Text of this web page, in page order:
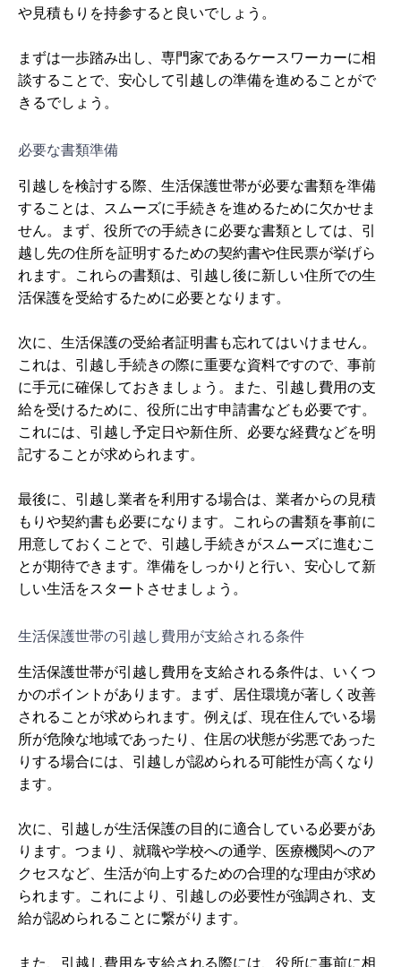
や見積もりを持参すると良いでしょう。
まずは一歩踏み出し、専門家であるケースワーカーに相
談することで、安心して引越しの準備を進めることがで
きるでしょう。
必要な書類準備
引越しを検討する際、生活保護世帯が必要な書類を準備
することは、スムーズに手続きを進めるために欠かせま
せん。まず、役所での手続きに必要な書類としては、引
越し先の住所を証明するための契約書や住民票が挙げら
れます。これらの書類は、引越し後に新しい住所での生
活保護を受給するために必要となります。
次に、生活保護の受給者証明書も忘れてはいけません。
これは、引越し手続きの際に重要な資料ですので、事前
に手元に確保しておきましょう。また、引越し費用の支
給を受けるために、役所に出す申請書なども必要です。
これには、引越し予定日や新住所、必要な経費などを明
記することが求められます。
最後に、引越し業者を利用する場合は、業者からの見積
もりや契約書も必要になります。これらの書類を事前に
用意しておくことで、引越し手続きがスムーズに進むこ
とが期待できます。準備をしっかりと行い、安心して新
しい生活をスタートさせましょう。
生活保護世帯の引越し費用が支給される条件
生活保護世帯が引越し費用を支給される条件は、いくつ
かのポイントがあります。まず、居住環境が著しく改善
されることが求められます。例えば、現在住んでいる場
所が危険な地域であったり、住居の状態が劣悪であった
りする場合には、引越しが認められる可能性が高くなり
ます。
次に、引越しが生活保護の目的に適合している必要があ
ります。つまり、就職や学校への通学、医療機関へのア
クセスなど、生活が向上するための合理的な理由が求め
られます。これにより、引越しの必要性が強調され、支
給が認められることに繋がります。
また、引越し費用を支給される際には、役所に事前に相